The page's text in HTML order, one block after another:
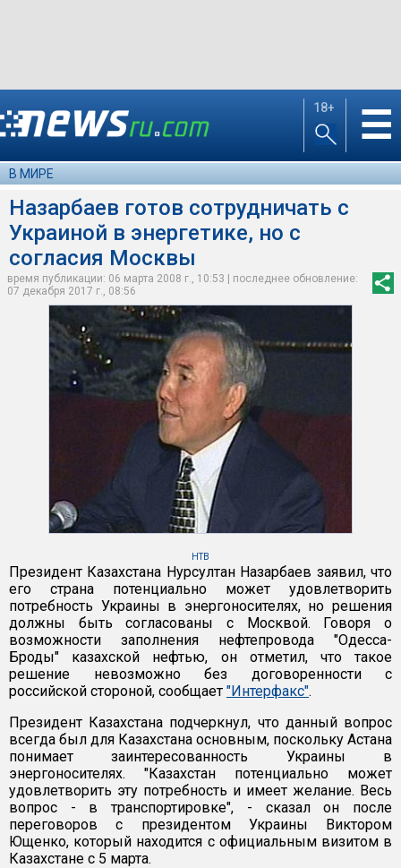
18+ ☰
В МИРЕ
Назарбаев готов сотрудничать с
Украиной в энергетике, но с
согласия Москвы
время публикации: 06 марта 2008 г., 10:53 | последнее обновление:
07 декабря 2017 г., 08:56
НТВ
Президент Казахстана Нурсултан Назарбаев заявил, что
его страна потенциально может удовлетворить
потребность Украины в энергоносителях, но решения
должны быть согласованы с Москвой. Говоря о
возможности заполнения нефтепровода "Одесса-
Броды" казахской нефтью, он отметил, что такое
решение невозможно без договоренности с
российской стороной, сообщает "Интерфакс".
Президент Казахстана подчеркнул, что данный вопрос
всегда был для Казахстана основным, поскольку Астана
понимает заинтересованность Украины в
энергоносителях. "Казахстан потенциально может
удовлетворить эту потребность и имеет желание. Весь
вопрос - в транспортировке", - сказал он после
переговоров с президентом Украины Виктором
Ющенко, который находится с официальным визитом в
Казахстане с 5 марта.